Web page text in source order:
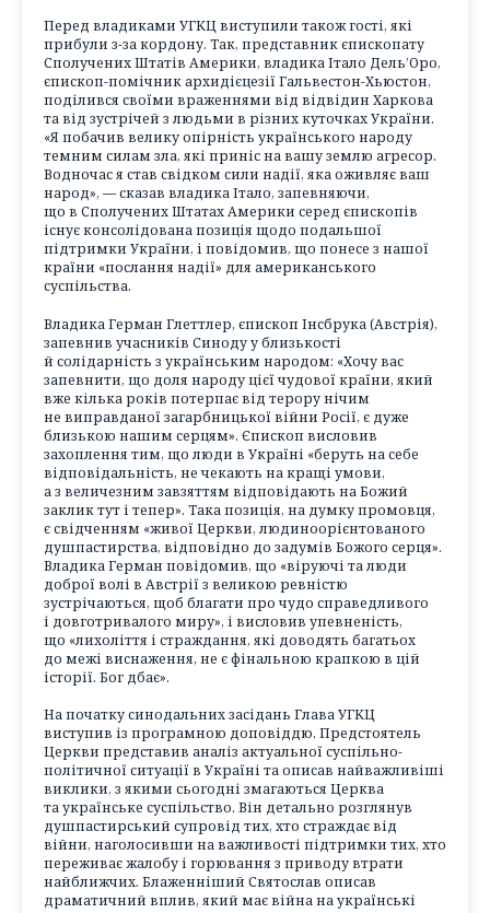
Перед владиками УГКЦ виступили також гості, які
прибули з-за кордону. Так, представник єпископату
Сполучених Штатів Америки, владика Італо Дель’Оро,
єпископ-помічник архидієцезії Гальвестон-Хьюстон,
поділився своїми враженнями від відвідин Харкова
та від зустрічей з людьми в різних куточках України.
«Я побачив велику опірність українського народу
темним силам зла, які приніс на вашу землю агресор.
Водночас я став свідком сили надії, яка оживляє ваш
народ», — сказав владика Італо, запевняючи,
що в Сполучених Штатах Америки серед єпископів
існує консолідована позиція щодо подальшої
підтримки України, і повідомив, що понесе з нашої
країни «послання надії» для американського
суспільства.
Владика Герман Глеттлер, єпископ Інсбрука (Австрія),
запевнив учасників Синоду у близькості
й солідарність з українським народом: «Хочу вас
запевнити, що доля народу цієї чудової країни, який
вже кілька років потерпає від терору нічим
не виправданої загарбницької війни Росії, є дуже
близькою нашим серцям». Єпископ висловив
захоплення тим, що люди в Україні «беруть на себе
відповідальність, не чекають на кращі умови,
а з величезним завзяттям відповідають на Божий
заклик тут і тепер». Така позиція, на думку промовця,
є свідченням «живої Церкви, людиноорієнтованого
душпастирства, відповідно до задумів Божого серця».
Владика Герман повідомив, що «віруючі та люди
доброї волі в Австрії з великою ревністю
зустрічаються, щоб благати про чудо справедливого
і довготривалого миру», і висловив упевненість,
що «лихоліття і страждання, які доводять багатьох
до межі виснаження, не є фінальною крапкою в цій
історії. Бог дбає».
На початку синодальних засідань Глава УГКЦ
виступив із програмною доповіддю. Предстоятель
Церкви представив аналіз актуальної суспільно-
політичної ситуації в Україні та описав найважливіші
виклики, з якими сьогодні змагаються Церква
та українське суспільство. Він детально розглянув
душпастирський супровід тих, хто страждає від
війни, наголосивши на важливості підтримки тих, хто
переживає жалобу і горювання з приводу втрати
найближчих. Блаженніший Святослав описав
драматичний вплив, який має війна на українські